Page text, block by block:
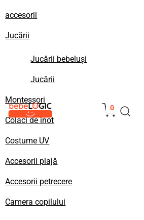
accesorii
Jucării
Jucării bebeluși
Jucării
Montessori
Colaci de înot
Costume UV
Accesorii plajă
Accesorii petrecere
Camera copilului
0